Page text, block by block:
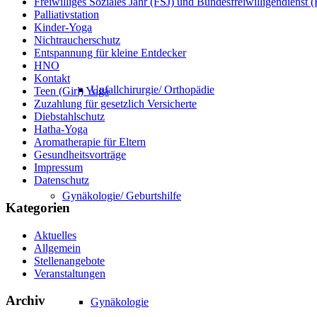
Unfallchirurgie/ Orthopädie
Gynäkologie/ Geburtshilfe
Gynäkologie
Palliativstation
Kinder-Yoga
Nichtraucherschutz
Entspannung für kleine Entdecker
HNO
Kontakt
Teen (Girl) Yoga
Zuzahlung für gesetzlich Versicherte
Diebstahlschutz
Hatha-Yoga
Aromatherapie für Eltern
Gesundheitsvorträge
Impressum
Datenschutz
Kategorien
Aktuelles
Allgemein
Stellenangebote
Veranstaltungen
Archiv